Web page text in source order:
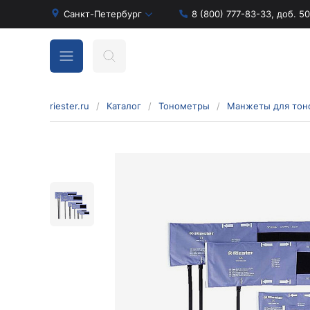
Санкт-Петербург 8 (800) 777-83-33, доб.
Бинокулярные лупы
Оголовья для бинокулярных луп
Диагностические наборы отоскопов и
Диагностические наборы de luxe
Диагностические наборы e-scope
riester.ru / Каталог / Тонометры / Манжеты для